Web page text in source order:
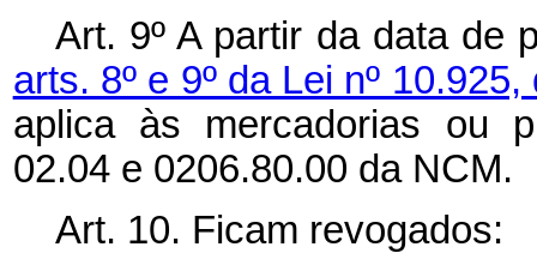
Art. 9º A partir da data de
arts. 8º e 9º da Lei nº
aplica às mercadorias ou
02.04 e 0206.80.00 da NCM.
Art. 10. Ficam revogados: